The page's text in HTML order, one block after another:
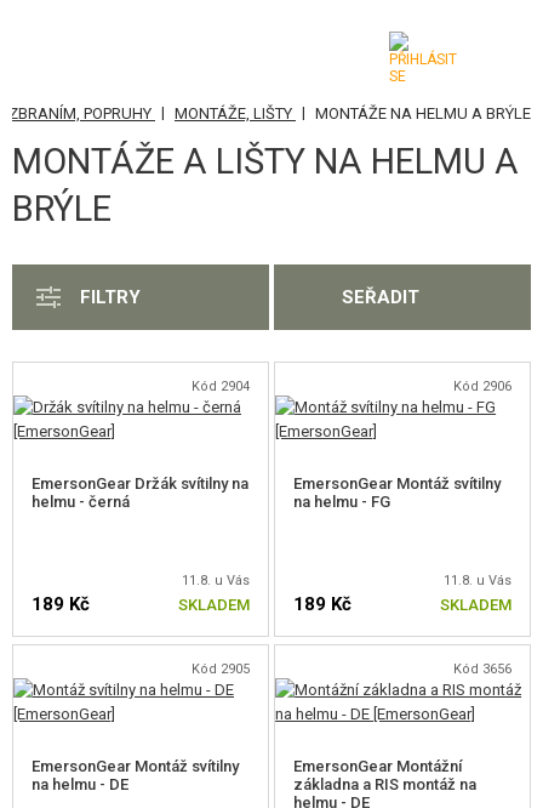
KATEGORIE
AIRSOFTOVÉ ZBRANĚ
GRANÁTOMETY, GRANÁTY
AKUMULÁTORY, NABÍJEČKY
BRÝLE, MASKY
MASKOVÁNÍ, BARVY, PÁSKY
VYSÍLAČKY, HEADSETY, KAMERY
DOPLŇKY KE ZBRANÍM, POPRUHY
RUKOJETI NA PŘEDPAŽBÍ
ZBRANÍM, POPRUHY | MONTÁŽE, LIŠTY | MONTÁŽE NA HELMU A BRÝLE
MONTÁŽE A LIŠTY NA HELMU A
BRÝLE
FILTRY SEŘADIT
Kód 2904
EmersonGear Držák svítilny na
helmu - černá
11.8. u Vás
189 Kč SKLADEM
Kód 2906
EmersonGear Montáž svítilny
na helmu - FG
11.8. u Vás
189 Kč SKLADEM
Kód 2905
EmersonGear Montáž svítilny
na helmu - DE
Kód 3656
EmersonGear Montážní
základna a RIS montáž na
helmu - DE